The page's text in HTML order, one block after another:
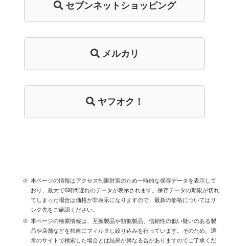
セブンネットショッピング
メルカリ
ヤフオク！
本ページの情報はアクセス制限対策のため一時的な保存データを表示して
おり、最大で6時間遅れのデータが表示されます。保存データの期限が切れ
てしまった場合は価格が非表示になりますので、最新の価格についてはリ
ンク先をご確認ください。
本ページの検索情報は、互換製品や類似製品、信頼性の低い疑いのある製
品や店舗などを独自にフィルタし絞り込みを行っています。そのため、通
常のサイトで検索した場合とは結果が異なる合がありますのでご了承くだ